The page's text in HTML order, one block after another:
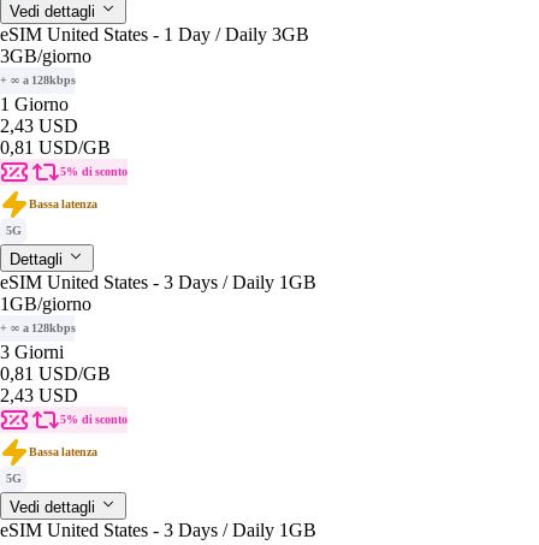
Vedi dettagli
eSIM United States - 1 Day / Daily 3GB
3GB/giorno
+ ∞ a 128kbps
1 Giorno
2,43 USD
0,81 USD/GB
5% di sconto
Bassa latenza
5G
Dettagli
eSIM United States - 3 Days / Daily 1GB
1GB/giorno
+ ∞ a 128kbps
3 Giorni
0,81 USD/GB
2,43 USD
5% di sconto
Bassa latenza
5G
Vedi dettagli
eSIM United States - 3 Days / Daily 1GB